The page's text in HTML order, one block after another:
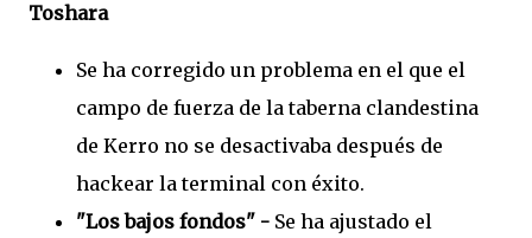
Toshara
Se ha corregido un problema en el que el
campo de fuerza de la taberna clandestina
de Kerro no se desactivaba después de
hackear la terminal con éxito.
"Los bajos fondos" - Se ha ajustado el